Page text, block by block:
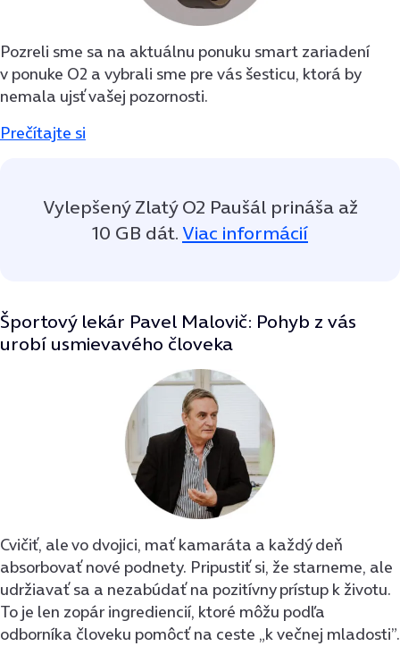
Pozreli sme sa na aktuálnu ponuku smart zariadení
v ponuke O2 a vybrali sme pre vás šesticu, ktorá by
nemala ujsť vašej pozornosti.
Prečítajte si
Vylepšený Zlatý O2 Paušál prináša až
10 GB dát. Viac informácií
Športový lekár Pavel Malovič: Pohyb z vás
urobí usmievavého človeka
Cvičiť, ale vo dvojici, mať kamaráta a každý deň
absorbovať nové podnety. Pripustiť si, že starneme, ale
udržiavať sa a nezabúdať na pozitívny prístup k životu.
To je len zopár ingrediencií, ktoré môžu podľa
odborníka človeku pomôcť na ceste „k večnej mladosti”.